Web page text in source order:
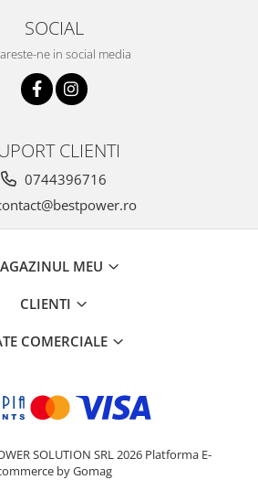
SOCIAL
ne in social media
CLIENTI
0744396716
MEU
CLIENTI
COMERCIALE
SOLUTION SRL 2026 Platforma E-
by Gomag